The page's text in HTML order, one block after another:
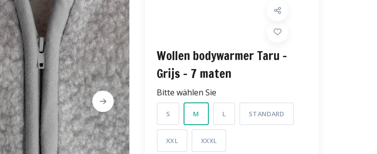
Wollen bodywarmer Taru -
Grijs - 7 maten
Bitte wählen Sie
S M L STANDARD
XXL XXXL